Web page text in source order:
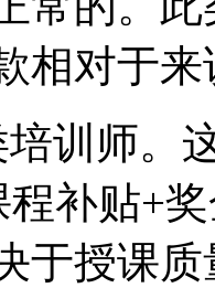
相对于
师。这
补贴+
于授课